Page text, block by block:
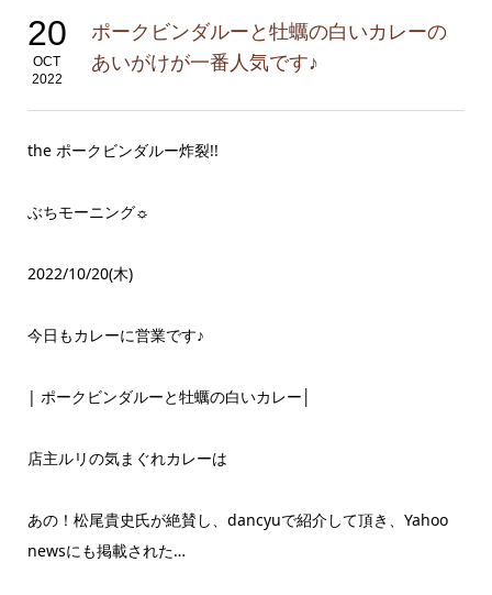
20
OCT
2022
ポークビンダルーと牡蠣の白いカレーの
あいがけが一番人気です♪
the ポークビンダルー炸裂!!
ぶちモーニング☼
2022/10/20(木)
今日もカレーに営業です♪
| ポークビンダルーと牡蠣の白いカレー│
店主ルリの気まぐれカレーは
あの！松尾貴史氏が絶賛し、dancyuで紹介して頂き、Yahoo
newsにも掲載された…